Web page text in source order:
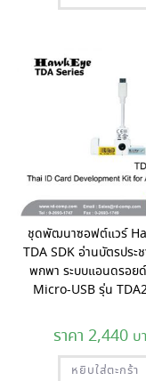
ชุดพัฒนาซอฟต์แวร์
TDA SDK อ่านบัตรประ
พกพา ระบบแอนดรอย
Micro-USB รุ่น
2,440
หยิบใส่ตะกร้า